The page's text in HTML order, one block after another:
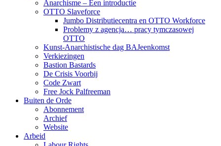
Anarchisme – Een introductie
OTTO Slaveforce
Jumbo Distributiecentra en OTTO Workforce
Problemy z agencja… pracy tymczasowej
OTTO
Kunst-Anarchistische dag BAJeenkomst
Verkiezingen
Bastion Bastards
De Crisis Voorbij
Code Zwart
Free Jock Palfreeman
Buiten de Orde
Abonnement
Archief
Website
Arbeid